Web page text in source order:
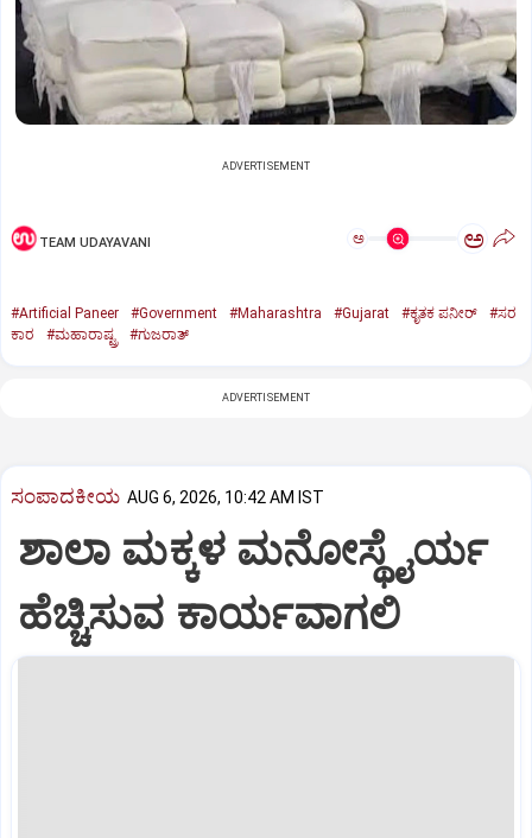
ADVERTISEMENT
TEAM UDAYAVANI ಅ ಅ
#Artificial Paneer #Government #Maharashtra #Gujarat #ಕೃತಕ ಪನೀರ್‌
#ಸರ
ಕಾರ
#ಮಹಾರಾಷ್ಟ್ರ #ಗುಜರಾತ್‌
ADVERTISEMENT
ಸಂಪಾದಕೀಯ AUG 6, 2026, 10:42 AM IST
ಶಾಲಾ ಮಕ್ಕಳ ಮನೋಸ್ಥೈರ್ಯ
ಹೆಚ್ಚಿಸುವ ಕಾರ್ಯವಾಗಲಿ